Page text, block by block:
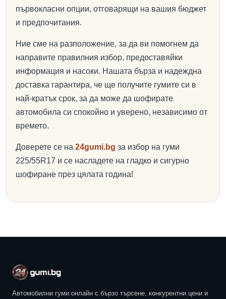
първокласни опции, отговарящи на вашия бюджет
и предпочитания.
Ние сме на разположение, за да ви помогнем да
направите правилния избор, предоставяйки
информация и насоки. Нашата бърза и надеждна
доставка гарантира, че ще получите гумите си в
най-кратък срок, за да може да шофирате
автомобила си спокойно и уверено, независимо от
времето.
Доверете се на 24gumi.bg за избор на гуми
225/55R17 и се насладете на гладко и сигурно
шофиране през цялата година!
Автомобилни гуми онлайн с бързо търсене, конкурентни цени и